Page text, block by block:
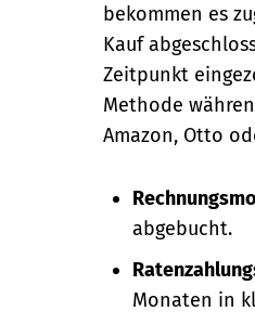
bekommen es
Kauf
Zeitpunkt
Methode
Amazon, Otto
abgebucht.
Monaten in